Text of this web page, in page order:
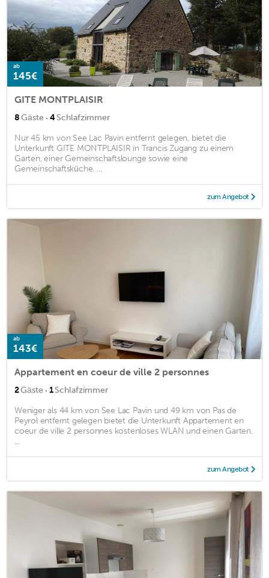
ab
145€
GITE MONTPLAISIR
8Gäste · 4Schlafzimmer
Nur 45 km von See Lac Pavin entfernt gelegen, bietet die
Unterkunft GITE MONTPLAISIR in Trancis Zugang zu einem
Garten, einer Gemeinschaftslounge sowie eine
Gemeinschaftsküche. ...
zum Angebot
ab
143€
Appartement en coeur de ville 2 personnes
2Gäste · 1Schlafzimmer
Weniger als 44 km von See Lac Pavin und 49 km von Pas de
Peyrol entfernt gelegen bietet die Unterkunft Appartement en
coeur de ville 2 personnes kostenloses WLAN und einen Garten.
...
zum Angebot